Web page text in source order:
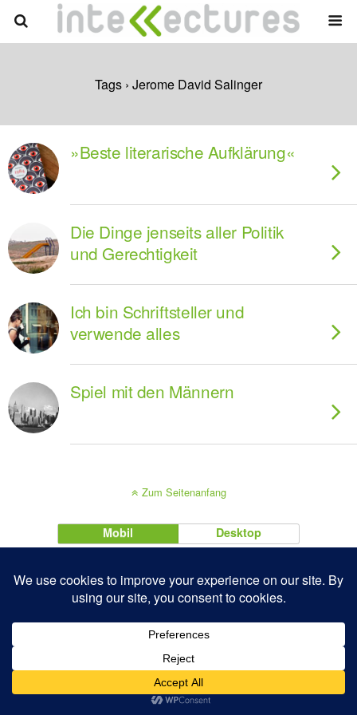
Tags › Jerome David Salinger
»Beste literarische Aufklärung«
Die Dinge jenseits aller Politik
und Gerechtigkeit
Ich bin Schriftsteller und
verwende alles
Spiel mit den Männern
Zum Seitenanfang
Mobil Desktop